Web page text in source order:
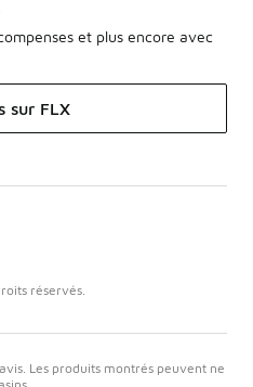
et plus encore avec
sur FLX
réservés.
Les produits montrés peuvent ne